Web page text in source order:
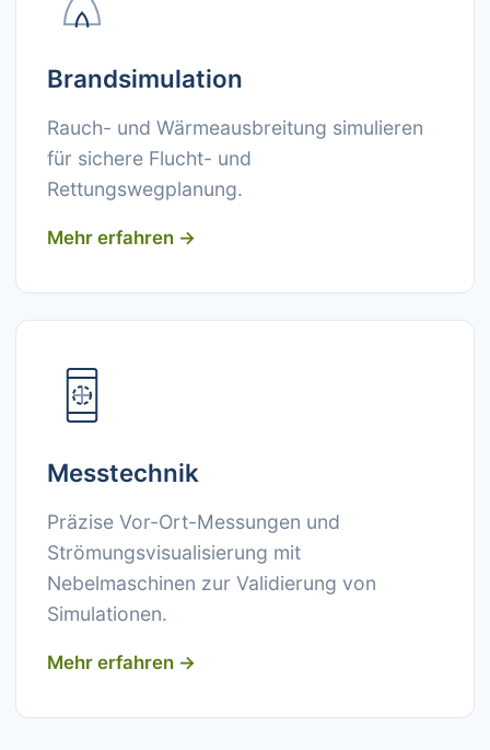
Brandsimulation
Rauch- und Wärmeausbreitung simulieren
für sichere Flucht- und
Rettungswegplanung.
Mehr erfahren →
Messtechnik
Präzise Vor-Ort-Messungen und
Strömungsvisualisierung mit
Nebelmaschinen zur Validierung von
Simulationen.
Mehr erfahren →